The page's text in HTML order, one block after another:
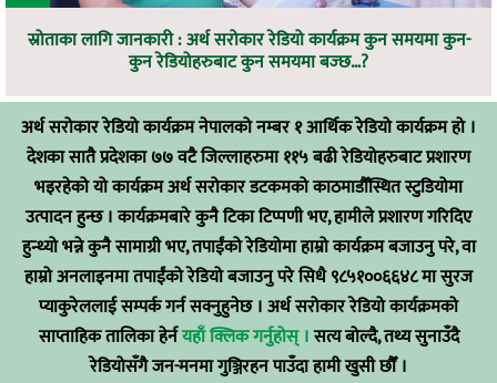
स्रोताका लागि जानकारी : अर्थ सरोकार रेडियो कार्यक्रम कुन समयमा कुन-
कुन रेडियोहरुबाट कुन समयमा बज्छ…?
अर्थ सरोकार रेडियो कार्यक्रम नेपालको नम्बर १ आर्थिक रेडियो कार्यक्रम हो ।
देशका सातै प्रदेशका ७७ वटै जिल्लाहरुमा ११५ बढी रेडियोहरुबाट प्रशारण
भइरहेको यो कार्यक्रम अर्थ सरोकार डटकमको काठमाडौँस्थित स्टुडियोमा
उत्पादन हुन्छ । कार्यक्रमबारे कुनै टिका टिप्पणी भए, हामीले प्रशारण गरिदिए
हुन्थ्यो भन्ने कुनै सामाग्री भए, तपाईंको रेडियोमा हाम्रो कार्यक्रम बजाउनु परे, वा
हाम्रो अनलाइनमा तपाईंको रेडियो बजाउनु परे सिधै ९८५१००६६४८ मा सुरज
प्याकुरेललाई सम्पर्क गर्न सक्नुहुनेछ । अर्थ सरोकार रेडियो कार्यक्रमको
साप्ताहिक तालिका हेर्नयहाँ क्लिक गर्नुहोस् ।सत्य बोल्दै, तथ्य सुनाउँदै
रेडियोसँगै जन-मनमा गुञ्जिरहन पाउँदा हामी खुसी छौँ ।